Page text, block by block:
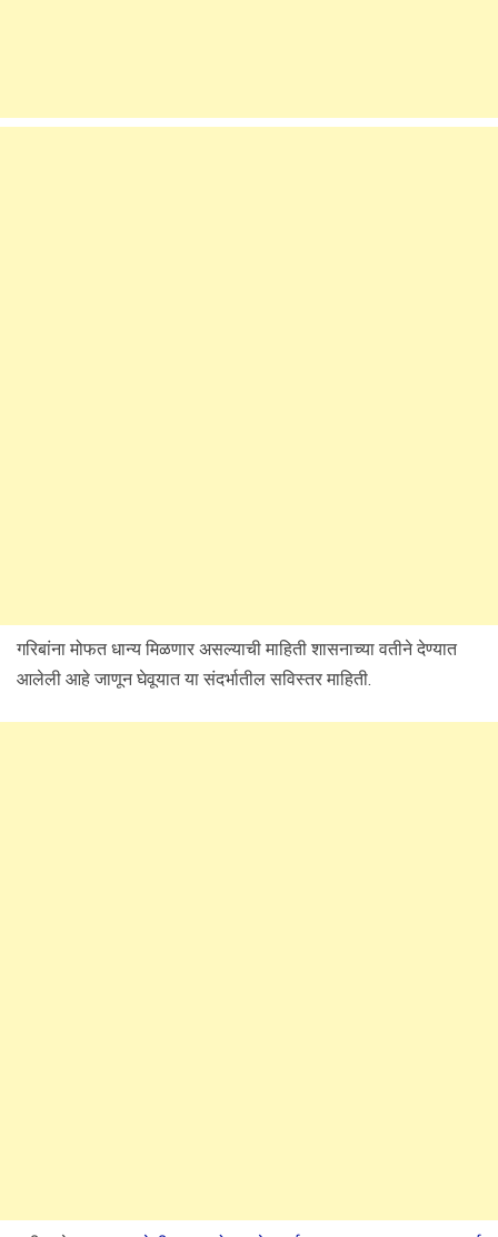
गरिबांना मोफत धान्य मिळणार असल्याची माहिती शासनाच्या वतीने देण्यात
आलेली आहे जाणून घेवूयात या संदर्भातील सविस्तर माहिती.